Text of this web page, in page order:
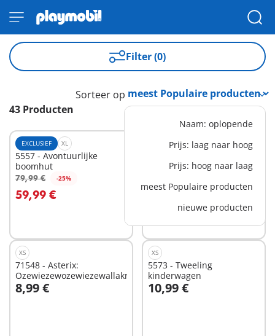
Filter (0)
43 Producten
Sorteer op
Naam: oplopende
Prijs: laag naar hoog
Prijs: hoog naar laag
meest Populaire producten
nieuwe producten
EXCLUSIEF XL
5557 - Avontuurlijke
boomhut
79,99 € -25%
59,99 €
In winkelwagen
Quad
In winkelwagen
XS
71548 - Asterix:
Ozewiezewozewiezewallakristallix
8,99 €
In winkelwagen
XS
5573 - Tweeling
kinderwagen
10,99 €
In winkelwagen